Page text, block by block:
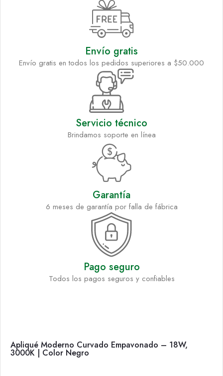
Envío gratis
Envío gratis en todos los pedidos superiores a $50.000
Servicio técnico
Brindamos soporte en línea
Garantía
6 meses de garantía por falla de fábrica
Pago seguro
Todos los pagos seguros y confiables
Apliqué Moderno Curvado Empavonado – 18W,
3000K | Color Negro